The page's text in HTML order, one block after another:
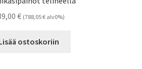
€ (788,05€alv0%)
ostoskoriin